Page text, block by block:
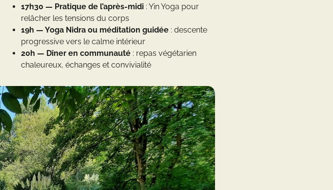
17h30 — Pratique de l’après-midi : Yin Yoga pour
relâcher les tensions du corps
19h — Yoga Nidra ou méditation guidée : descente
progressive vers le calme intérieur
20h — Dîner en communauté : repas végétarien
chaleureux, échanges et convivialité